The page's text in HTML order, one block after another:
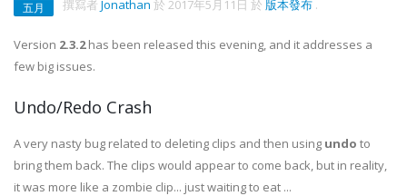
五月 撰寫者 Jonathan 於 2017年5月11日 於 版本發布 .
Version 2.3.2has been released this evening, and it addresses a
few big issues.
Undo/Redo Crash
A very nasty bug related to deleting clips and then using undo to
bring them back. The clips would appear to come back, but in reality,
it was more like a zombie clip... just waiting to eat ...